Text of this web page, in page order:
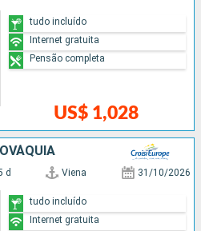
US$ 1,028
tudo incluído
Internet gratuita
Pensão completa
d Viena 31/10/2026
tudo incluído
Internet gratuita